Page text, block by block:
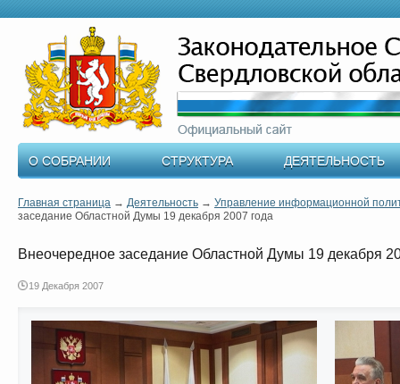
О СОБРАНИИ СТРУКТУРА ДЕЯТЕЛЬНОСТЬ
Главная страница → Деятельность → Управление информационной
заседание Областной Думы 19 декабря 2007 года
Внеочередное заседание Областной Думы 19 декабря
19 Декабря 2007